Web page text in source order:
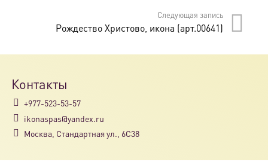
вариаций.
Опции
Следующая запись
Рождество Христово, икона (арт.00641)
Контакты
+977-523-53-57
ikonaspas@yandex.ru
Москва, Стандартная ул., 6С38